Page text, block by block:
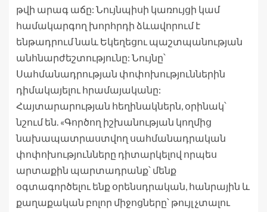
թվի արագ աճը: Նույնպիսի կառույցի կամ
համակարգող խորհրդի ձևավորում է
ենթադրում նաև Եկեղեցու պաշտպանության
անհնարժեշտությունը: Նույնը՝
Սահմանադրության փոփոխություններին
դիմակայելու հրամայականը:
Հայտարարության հեղինակներն, օրինակ՝
նշում են. «Գործող իշխանության կողմից
նախապատրաստվող սահմանադրական
փոփոխությունները դիտարկելով որպես
արտաքին պարտադրանք՝ մենք
օգտագործելու ենք օրենսդրական, հանրային և
քաղաքական բոլոր միջոցները՝ թույլ չտալու